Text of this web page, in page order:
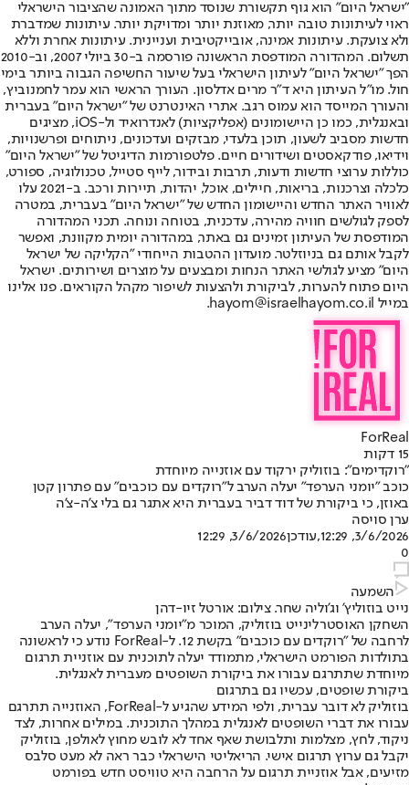
"ישראל היום" הוא גוף תקשורת שנוסד מתוך האמונה שהציבור הישראלי
ראוי לעיתונות טובה יותר, מאוזנת יותר ומדויקת יותר. עיתונות שמדברת
ולא צועקת. עיתונות אמינה, אובייקטיבית ועניינית. עיתונות אחרת וללא
תשלום. המהדורה המודפסת הראשונה פורסמה ב-30 ביולי 2007, וב-2010
הפך "ישראל היום" לעיתון הישראלי בעל שיעור החשיפה הגבוה ביותר בימי
חול. מו"ל העיתון היא ד"ר מרים אדלסון. העורך הראשי הוא עמר לחמנוביץ,
והעורך המייסד הוא עמוס רגב. אתרי האינטרנט של "ישראל היום" בעברית
ובאנגלית, כמו כן היישומונים (אפליקציות) לאנדרואיד ול-iOS, מציגים
חדשות מסביב לשעון, תוכן בלעדי, מבזקים ועדכונים, ניתוחים ופרשנויות,
וידיאו, פודקאסטים ושידורים חיים. פלטפורמות הדיגיטל של "ישראל היום"
כוללות ערוצי חדשות ודעות, תרבות ובידור, לייף סטייל, טכנולוגיה, ספורט,
כלכלה וצרכנות, בריאות, חיילים, אוכל, יהדות, תיירות ורכב. ב-2021 עלו
לאוויר האתר החדש והיישומון החדש של "ישראל היום" בעברית, במטרה
לספק לגולשים חוויה מהירה, עדכנית, בטוחה ונוחה. תכני המהדורה
המודפסת של העיתון זמינים גם באתר, במהדורה יומית מקוונת, ואפשר
לקבל אותם גם בניוזלטר. מועדון ההטבות הייחודי "הקליקה של ישראל
היום" מציע לגולשי האתר הנחות ומבצעים על מוצרים ושירותים. ישראל
היום פתוח להערות, לביקורת ולהצעות לשיפור מקהל הקוראים. פנו אלינו
במייל hayom@israelhayom.co.il.
ForReal
15 דקות
"רוקדימים": בוזוליק ירקוד עם אוזנייה מיוחדת
כוכב "יומני הערפד" יעלה הערב ל"רוקדים עם כוכבים" עם פתרון קטן
באוזן, כי ביקורת של דוד דביר בעברית היא אתגר גם בלי צ'ה-צ'ה
ערן סויסה
3/6/2026, 12:29
,עודכן3/6/2026, 12:29
0
השמעה
נייט בוזוליץ' וג'וליה שחר. צילום: אורטל זיו-דהן
השחקן האוסטרלינייט בוזוליק, המוכר מ"יומני הערפד", יעלה הערב
לרחבה של "רוקדים עם כוכבים" בקשת 12. ל-ForReal נודע כי לראשונה
בתולדות הפורמט הישראלי, מתמודד יעלה לתוכנית עם אוזניית תרגום
מיוחדת שתתרגם עבורו את ביקורת השופטים מעברית לאנגלית.
ביקורת שופטים, עכשיו גם בתרגום
בוזוליק לא דובר עברית, ולפי המידע שהגיע ל-ForReal, האוזנייה תתרגם
עבורו את דברי השופטים לאנגלית במהלך התוכנית. במילים אחרות, לצד
ניקוד, לחץ, מצלמות ותלבושת שאף אחד לא לובש מחוץ לאולפן, בוזוליק
יקבל גם ערוץ תרגום אישי. הריאליטי הישראלי כבר ראה לא מעט סלבס
מזיעים, אבל אוזניית תרגום על הרחבה היא טוויסט חדש בפורמט